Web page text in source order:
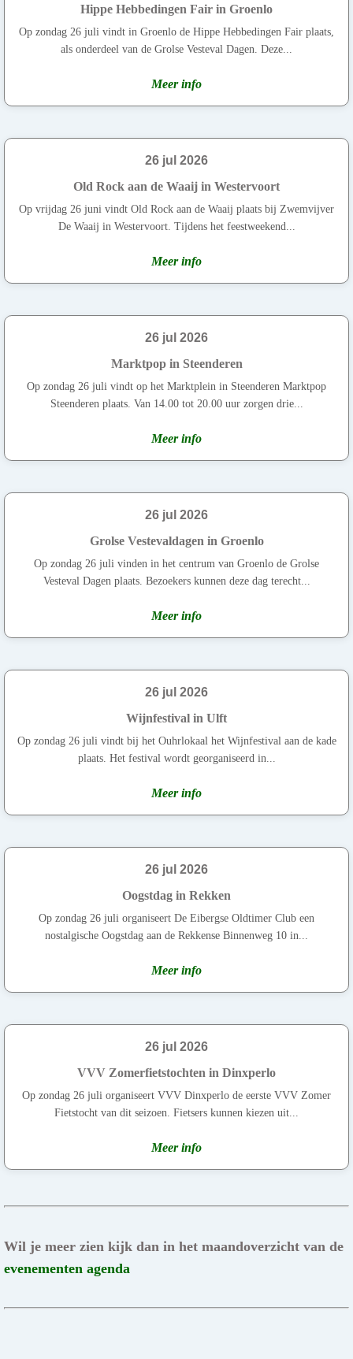
Hippe Hebbedingen Fair in Groenlo
Op zondag 26 juli vindt in Groenlo de Hippe Hebbedingen Fair plaats,
als onderdeel van de Grolse Vesteval Dagen. Deze...
Meer info
26 jul 2026
Old Rock aan de Waaij in Westervoort
Op vrijdag 26 juni vindt Old Rock aan de Waaij plaats bij Zwemvijver
De Waaij in Westervoort. Tijdens het feestweekend...
Meer info
26 jul 2026
Marktpop in Steenderen
Op zondag 26 juli vindt op het Marktplein in Steenderen Marktpop
Steenderen plaats. Van 14.00 tot 20.00 uur zorgen drie...
Meer info
26 jul 2026
Grolse Vestevaldagen in Groenlo
Op zondag 26 juli vinden in het centrum van Groenlo de Grolse
Vesteval Dagen plaats. Bezoekers kunnen deze dag terecht...
Meer info
26 jul 2026
Wijnfestival in Ulft
Op zondag 26 juli vindt bij het Ouhrlokaal het Wijnfestival aan de kade
plaats. Het festival wordt georganiseerd in...
Meer info
26 jul 2026
Oogstdag in Rekken
Op zondag 26 juli organiseert De Eibergse Oldtimer Club een
nostalgische Oogstdag aan de Rekkense Binnenweg 10 in...
Meer info
26 jul 2026
VVV Zomerfietstochten in Dinxperlo
Op zondag 26 juli organiseert VVV Dinxperlo de eerste VVV Zomer
Fietstocht van dit seizoen. Fietsers kunnen kiezen uit...
Meer info
Wil je meer zien kijk dan in het maandoverzicht van de
evenementen agenda